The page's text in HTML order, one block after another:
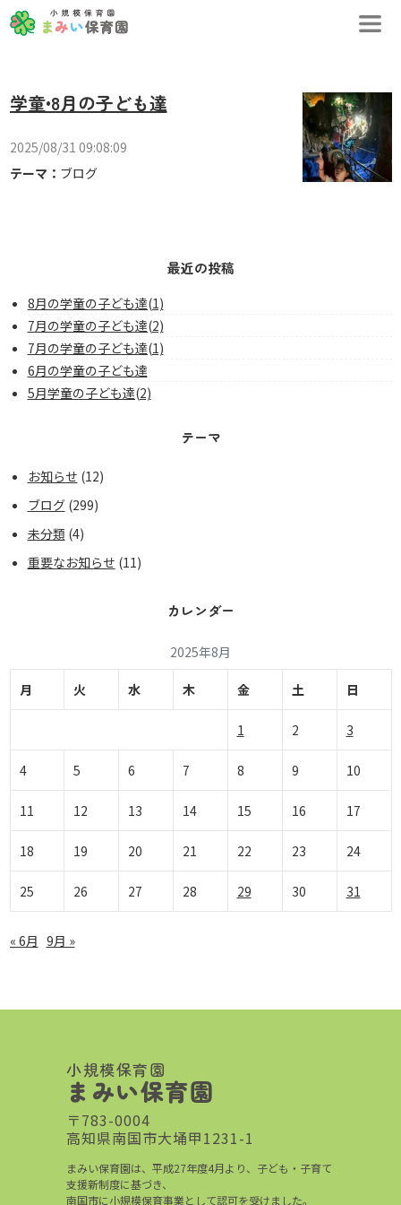
学童•8月の子ども達
2025/08/31 09:08:09
テーマ： ブログ
最近の投稿
8月の学童の子ども達(1)
7月の学童の子ども達(2)
7月の学童の子ども達(1)
6月の学童の子ども達
5月学童の子ども達(2)
テーマ
お知らせ (12)
ブログ(299)
未分類 (4)
重要なお知らせ (11)
カレンダー
2025年8月
月 火 水 木 金 土 日
1 2 3
4 5 6 7 8 9 10
11 12 13 14 15 16 17
18 19 20 21 22 23 24
25 26 27 28 29 30 31
« 6月 9月 »
小規模保育園
まみい保育園
〒783-0004
高知県南国市大埇甲1231-1
まみい保育園は、平成27年度4月より、子ども・子育て
支援新制度に基づき、
南国市に小規模保育事業として認可を受けました。